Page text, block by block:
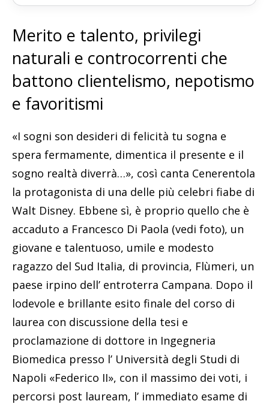
Merito e talento, privilegi
naturali e controcorrenti che
battono clientelismo, nepotismo
e favoritismi
«I sogni son desideri di felicità tu sogna e
spera fermamente, dimentica il presente e il
sogno realtà diverrà…», così canta Cenerentola
la protagonista di una delle più celebri fiabe di
Walt Disney. Ebbene sì, è proprio quello che è
accaduto a Francesco Di Paola (vedi foto), un
giovane e talentuoso, umile e modesto
ragazzo del Sud Italia, di provincia, Flùmeri, un
paese irpino dell’ entroterra Campana. Dopo il
lodevole e brillante esito finale del corso di
laurea con discussione della tesi e
proclamazione di dottore in Ingegneria
Biomedica presso l’ Università degli Studi di
Napoli «Federico II», con il massimo dei voti, i
percorsi post lauream, l’ immediato esame di